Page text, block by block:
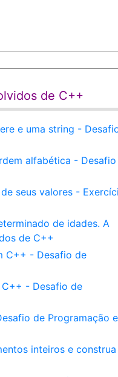
de C++
e uma string -
alfabética -
seus valores -
de idades. A
de C++
C++ - Desafio de
- Desafio de
de Programação
inteiros e